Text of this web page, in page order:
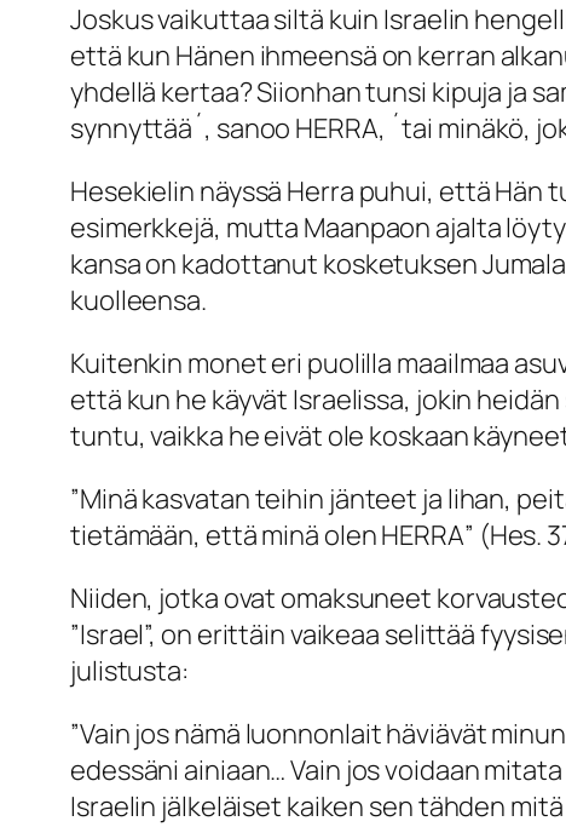
Joskus vaikuttaa siltä kuin Israelin
että kun Hänen ihmeensä on kerran
yhdellä kertaa? Siionhan tunsi kipuja ja
synnyttää´, sanoo HERRA, ´tai minäkö,
Hesekielin näyssä Herra puhui, että Hän
esimerkkejä, mutta Maanpaon ajalta
kansa on kadottanut kosketuksen
kuolleensa.
Kuitenkin monet eri puolilla maailmaa
että kun he käyvät Israelissa, jokin
tuntu, vaikka he eivät ole koskaan
”Minä kasvatan teihin jänteet ja lihan,
tietämään, että minä olen HERRA” (Hes.
Niiden, jotka ovat omaksuneet
”Israel”, on erittäin vaikeaa selittää
julistusta:
”Vain jos nämä luonnonlait häviävät
edessäni ainiaan… Vain jos voidaan
Israelin jälkeläiset kaiken sen tähden